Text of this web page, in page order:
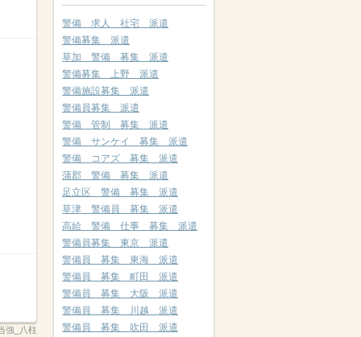
強_八柱
警備 求人 社宅 派遣
警備募集 派遣
草加 警備 募集 派遣
警備募集 上野 派遣
警備施設募集 派遣
警備員募集 派遣
警備 管制 募集 派遣
警備 サンケイ 募集 派遣
警備 コアズ 募集 派遣
蒲郡 警備 募集 派遣
足立区 警備 募集 派遣
草津 警備員 募集 派遣
高給 警備 仕事 募集 派遣
警備員募集 東京 派遣
警備員 募集 東海 派遣
警備員 募集 町田 派遣
警備員 募集 大阪 派遣
警備員 募集 川越 派遣
警備員 募集 吹田 派遣